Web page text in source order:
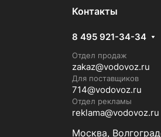
Контакты
8 495 921-34-34
Отдел продаж
zakaz@vodovoz.ru
Для поставщиков
714@vodovoz.ru
Отдел рекламы
reklama@vodovoz.ru
Москва,